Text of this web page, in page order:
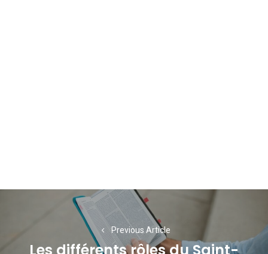
Navigation
l’article
Previous Article
Les différents rôles du Saint-